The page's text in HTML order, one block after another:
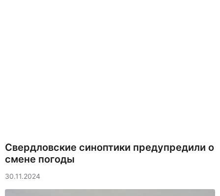
Свердловские синоптики предупредили о
смене погоды
30.11.2024